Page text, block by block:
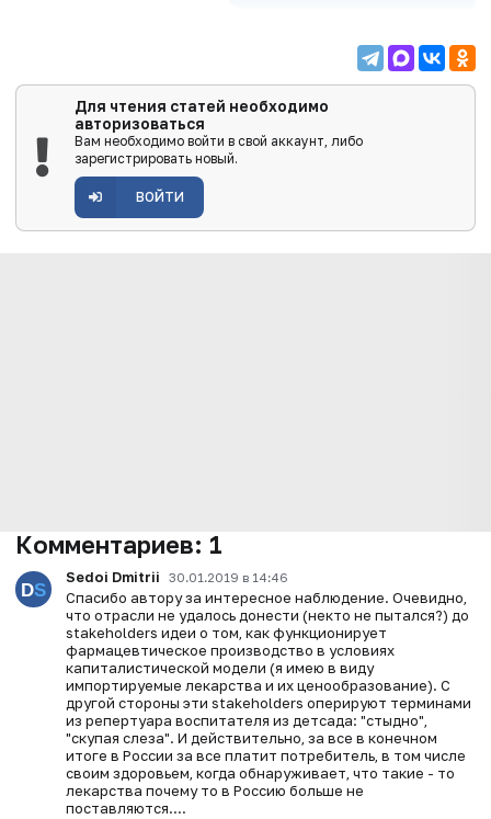
Для чтения статей необходимо
авторизоваться
Вам необходимо войти в свой аккаунт, либо
зарегистрировать новый.
ВОЙТИ
Комментариев: 1
Sedoi Dmitrii 30.01.2019 в 14:46
Спасибо автору за интересное наблюдение. Очевидно,
что отрасли не удалось донести (некто не пытался?) до
stakeholders идеи о том, как функционирует
фармацевтическое производство в условиях
капиталистической модели (я имею в виду
импортируемые лекарства и их ценообразование). С
другой стороны эти stakeholders оперируют терминами
из репертуара воспитателя из детсада: "стыдно",
"скупая слеза". И действительно, за все в конечном
итоге в России за все платит потребитель, в том числе
своим здоровьем, когда обнаруживает, что такие - то
лекарства почему то в Россию больше не
поставляются....